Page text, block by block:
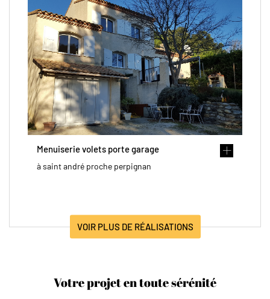
Menuiserie volets porte garage
à saint andré proche perpignan
VOIR PLUS DE RÉALISATIONS
Votre projet en toute sérénité